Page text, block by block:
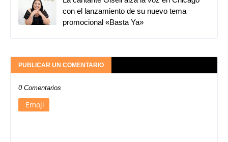
con el lanzamiento de su nuevo tema
promocional «Basta Ya»
PUBLICAR UN COMENTARIO
0 Comentarios
Emoji